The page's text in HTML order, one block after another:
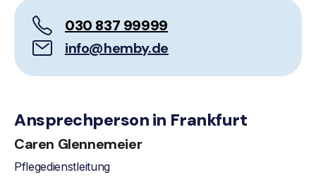
030 837 99999
info@hemby.de
Ansprechperson in Frankfurt
Caren Glennemeier
Pflegedienstleitung